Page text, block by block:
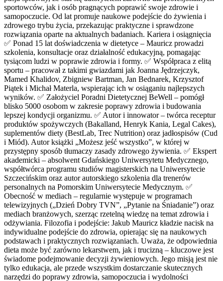
sportowców, jak i osób pragnących poprawić swoje zdrowie i
samopoczucie. Od lat promuje naukowe podejście do żywienia i
zdrowego trybu życia, przekazując praktyczne i sprawdzone
rozwiązania oparte na aktualnych badaniach. Kariera i osiągnięcia
✅ Ponad 15 lat doświadczenia w dietetyce – Mauricz prowadzi
szkolenia, konsultacje oraz działalność edukacyjną, pomagając
tysiącom ludzi w poprawie zdrowia i formy. ✅ Współpraca z elitą
sportu – pracował z takimi gwiazdami jak Joanna Jędrzejczyk,
Mamed Khalidov, Zbigniew Bartman, Jan Bednarek, Krzysztof
Piątek i Michał Materla, wspierając ich w osiąganiu najlepszych
wyników. ✅ Założyciel Poradni Dietetycznej BeWell – pomógł
blisko 5000 osobom w zakresie poprawy zdrowia i budowania
lepszej kondycji organizmu. ✅ Autor i innowator – twórca receptur
produktów spożywczych (Bakalland, Henryk Kania, Legal Cakes),
suplementów diety (BestLab, Trec Nutrition) oraz jadłospisów (Cud
i Miód). Autor książki „Możesz jeść wszystko”, w której w
przystępny sposób tłumaczy zasady zdrowego żywienia. ✅ Ekspert
akademicki – absolwent Gdańskiego Uniwersytetu Medycznego,
współtwórca programu studiów magisterskich na Uniwersytecie
Szczecińskim oraz autor autorskiego szkolenia dla trenerów
personalnych na Pomorskim Uniwersytecie Medycznym. ✅
Obecność w mediach – regularnie występuje w programach
telewizyjnych („Dzień Dobry TVN”, „Pytanie na Śniadanie”) oraz
mediach branżowych, szerząc rzetelną wiedzę na temat zdrowia i
odżywiania. Filozofia i podejście: Jakub Mauricz kładzie nacisk na
indywidualne podejście do zdrowia, opierając się na naukowych
podstawach i praktycznych rozwiązaniach. Uważa, że odpowiednia
dieta może być zarówno lekarstwem, jak i trucizną – kluczowe jest
świadome podejmowanie decyzji żywieniowych. Jego misją jest nie
tylko edukacja, ale przede wszystkim dostarczanie skutecznych
narzędzi do poprawy zdrowia, samopoczucia i wydolności